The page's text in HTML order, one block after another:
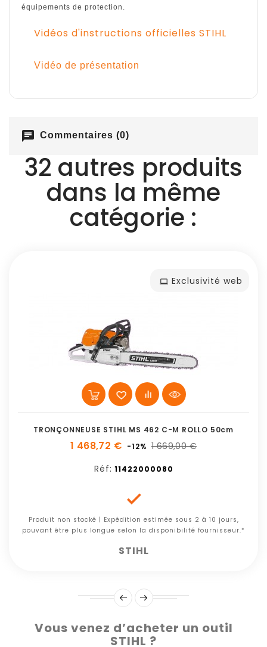
équipements de protection.
Vidéos d'instructions officielles STIHL
Vidéo de présentation
chat Commentaires (0)
32 autres produits
dans la même
catégorie :
Exclusivité web
TRONÇONNEUSE STIHL MS 462 C-M ROLLO 50cm
1 468,72 € -12% 1 669,00 €
Réf: 11422000080

Produit non stocké | Expédition estimée sous 2 à 10 jours,
pouvant être plus longue selon la disponibilité fournisseur.*
STIHL
Vous venez d’acheter un outil
STIHL ?